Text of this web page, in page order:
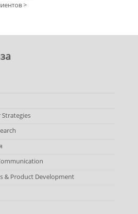
>
& Product Development